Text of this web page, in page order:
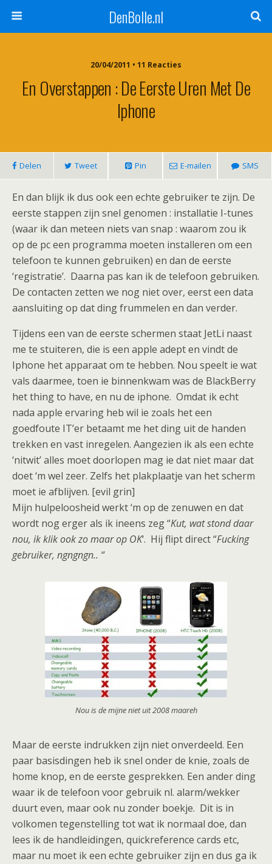
DenBolle.nl
20/04/2011 • 11 Reacties
En Overstappen : De Eerste Uren Met De
Iphone
Delen Tweet Pin E-mailen SMS
En dan blijk ik dus ook een echte gebruiker te zijn. De
eerste stappen zijn snel genomen : installatie I-tunes
(waar ik dan meteen niets van snap : waarom zou ik
op de pc een programma moeten installeren om een
telefoon te kunnen gebruiken) en dan de eerste
‘registratie’. Daarna pas kan ik de telefoon gebruiken.
De contacten zetten we nog niet over, eerst een data
aansluiting op dat ding frummelen en dan verder.
Tijdens een van de eerste schermen staat JetLi naast
me te stuiteren, die is een apple adept en vindt de
Iphone het apparaat om te hebben. Nou speelt ie wat
vals daarmee, toen ie binnenkwam was de BlackBerry
het thing to have, en nu de iphone. Omdat ik echt
nada apple ervaring heb wil ie zoals het een
goedfoute IT’er betaamt me het ding uit de handen
trekken en vast inregelen. Aangezien ik als een echte
‘nitwit’ alles moet doorlopen mag ie dat niet maar dat
doet ‘m wel zeer. Zelfs het plakplaatje van het scherm
moet ie afblijven. [evil grin]
Mijn hulpeloosheid werkt ‘m op de zenuwen en dat
wordt nog erger als ik ineens zeg “Kut, wat stond daar
nou, ik klik ook zo maar op OK‘. Hij flipt direct “Fucking
gebruiker, ngngngn.. “
Nou is de mijne niet uit 2008 maareh
Maar de eerste indrukken zijn niet onverdeeld. Een
paar basisdingen heb ik snel onder de knie, zoals de
home knop, en de eerste gesprekken. Een ander ding
waar ik de telefoon voor gebruik nl. alarm/wekker
duurt even, maar ook nu zonder boekje. Dit is in
volkomen tegenstelling tot wat ik normaal doe, dan
lees ik de handleidingen, quickreference cards etc,
maar nu moet ik een echte gebruiker zijn en dus ga ik